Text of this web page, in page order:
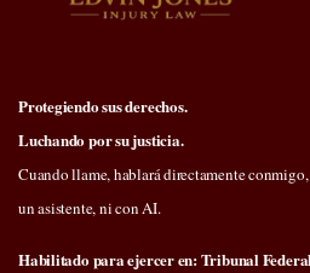
Protegiendo sus derechos.
Luchando por su justicia.
Cuando llame, hablará directamente
un asistente, ni con AI.
Habilitado para ejercer en: Tribunal